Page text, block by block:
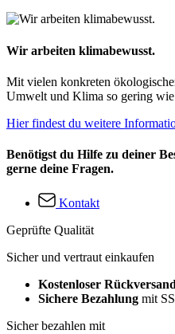
Wir arbeiten klimabewusst.
Mit vielen konkreten
Umwelt und Klima so gering
Hier findest du weitere
Benötigst du Hilfe zu deiner
gerne deine Fragen.
Kontakt
Geprüfte Qualität
Sicher und vertraut einkaufen
Kostenloser
Sichere Bezahlung mit
Sicher bezahlen mit